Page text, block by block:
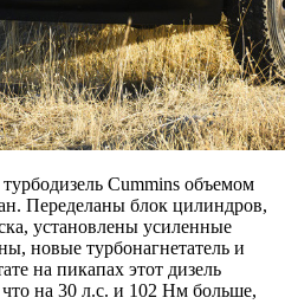
Cummins объемом
Переделаны блок цилиндров,
установлены усиленные
новые турбонагнетатель и
на пикапах этот дизель
на 30 л.с. и 102 Нм больше,